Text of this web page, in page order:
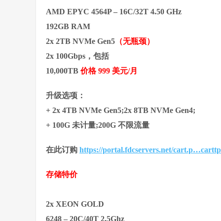
AMD EPYC 4564P – 16C/32T 4.50 GHz
192GB RAM
2x 2TB NVMe Gen5 （无瓶颈）
2x 100Gbps，包括
10,000TB 价格 999 美元/月
升级选项：
+ 2x 4TB NVMe Gen5;2x 8TB NVMe Gen4;
+ 100G 未计量;200G 不限流量
在此订购 https://portal.fdcservers.net/
存储特价
2x XEON GOLD
6248 – 20C/40T 2.5Ghz